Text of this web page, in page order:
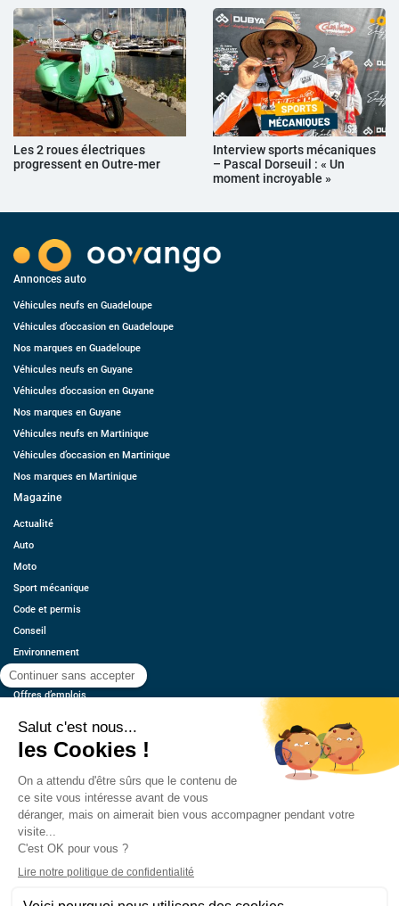
Les 2 roues électriques
progressent en Outre-mer
Interview sports mécaniques
– Pascal Dorseuil : « Un
moment incroyable »
Annonces auto
Véhicules neufs en Guadeloupe
Véhicules d’occasion en Guadeloupe
Nos marques en Guadeloupe
Véhicules neufs en Guyane
Véhicules d’occasion en Guyane
Nos marques en Guyane
Véhicules neufs en Martinique
Véhicules d’occasion en Martinique
Nos marques en Martinique
Magazine
Actualité
Auto
Moto
Sport mécanique
Code et permis
Conseil
Environnement
Économie
Offres d’emplois
Contact
Estimez votre voiture
Mentions légales
CGU